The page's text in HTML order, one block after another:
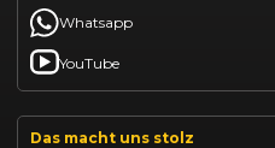
Whatsapp
YouTube
Das macht uns stolz